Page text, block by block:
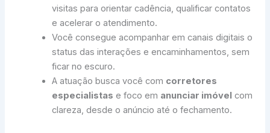
visitas para orientar cadência, qualificar contatos
e acelerar o atendimento.
Você consegue acompanhar em canais digitais o
status das interações e encaminhamentos, sem
ficar no escuro.
A atuação busca você com corretores
especialistas e foco em anunciar imóvel com
clareza, desde o anúncio até o fechamento.